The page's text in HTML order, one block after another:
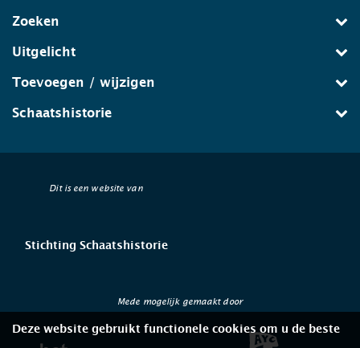
Zoeken
Uitgelicht
Toevoegen / wijzigen
Schaatshistorie
Dit is een website van
Stichting Schaatshistorie
Mede mogelijk gemaakt door
Deze website gebruikt functionele cookies om u de beste